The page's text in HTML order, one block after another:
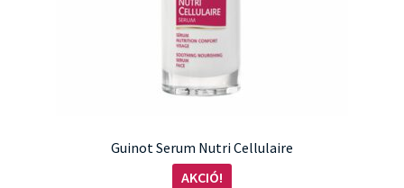
Guinot Serum Nutri Cellulaire
AKCIÓ!